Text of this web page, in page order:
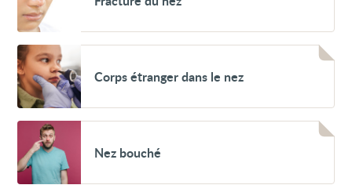
nez
Voir
Corps
étranger
dans
le
Corps étranger dans le nez
Voir
Nez
bouché
Nez bouché